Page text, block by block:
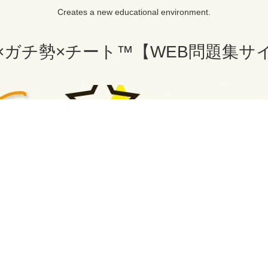
Creates a new educational environment.
ガチ勢×チート™【WEB問題集サ